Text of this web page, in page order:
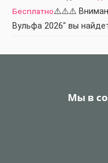
Бесплатно⚠️⚠️⚠️
Вульфа 2026" вы
Мы в